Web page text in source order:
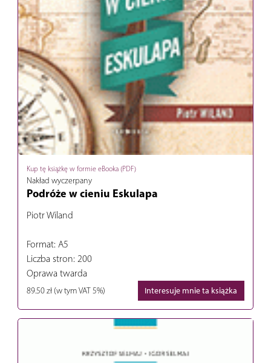
Kup tę książkę w formie eBooka (PDF)
Nakład wyczerpany
Podróże w cieniu Eskulapa
Piotr Wiland
Format: A5
Liczba stron: 200
Oprawa twarda
89.50 zł (w tym VAT 5%) Interesuje mnie ta książka